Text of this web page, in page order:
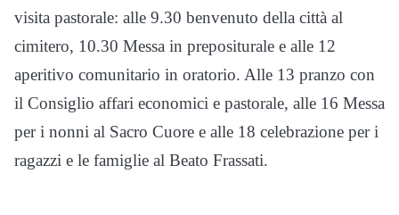
visita pastorale: alle 9.30 benvenuto della città al
cimitero, 10.30 Messa in prepositurale e alle 12
aperitivo comunitario in oratorio. Alle 13 pranzo con
il Consiglio affari economici e pastorale, alle 16 Messa
per i nonni al Sacro Cuore e alle 18 celebrazione per i
ragazzi e le famiglie al Beato Frassati.